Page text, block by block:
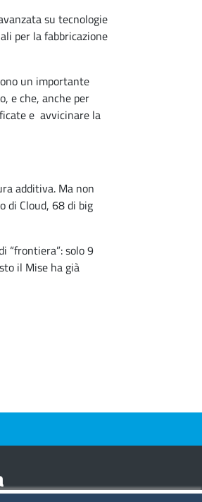
su tecnologie
per la fabbricazione
un importante
e che, anche per
e avvicinare la
additiva. Ma non
di Cloud, 68 di big
“frontiera”: solo 9
il Mise ha già